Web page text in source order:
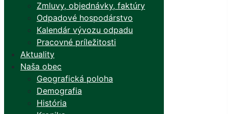
Zmluvy, objednávky, faktúry
Odpadové hospodárstvo
Kalendár vývozu odpadu
Pracovné príležitosti
Aktuality
Naša obec
Geografická poloha
Demografia
História